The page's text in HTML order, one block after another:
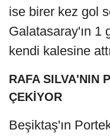
ise birer kez gol
Galatasaray'ın 1
kendi kalesine
RAFA SILVA'NIN
ÇEKİYOR
Beşiktaş'ın